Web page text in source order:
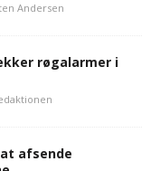
Andersen
røgalarmer i
afsende